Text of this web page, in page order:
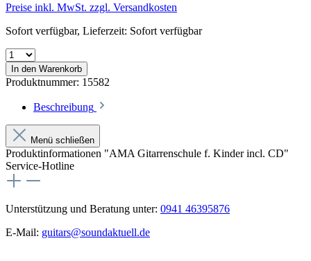
Preise inkl. MwSt. zzgl. Versandkosten
Sofort verfügbar, Lieferzeit: Sofort verfügbar
In den Warenkorb
Produktnummer: 15582
Beschreibung
Menü schließen
Produktinformationen "AMA Gitarrenschule f. Kinder incl. CD"
Service-Hotline
Unterstützung und Beratung unter: 0941 46395876
E-Mail: guitars@soundaktuell.de